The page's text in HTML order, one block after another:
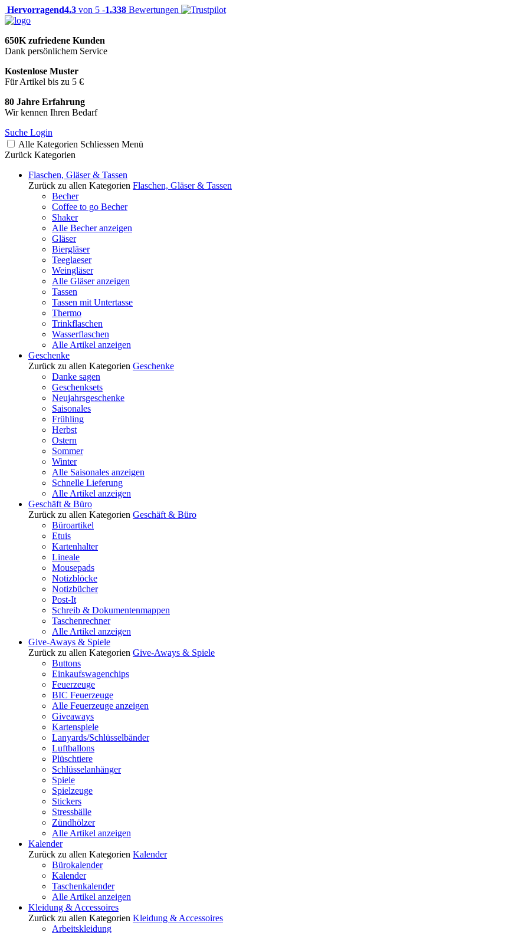
Hervorragend4.3 von 5 -1.338 Bewertungen
650K zufriedene Kunden
Dank persönlichem Service
Kostenlose Muster
Für Artikel bis zu 5 €
80 Jahre Erfahrung
Wir kennen Ihren Bedarf
Suche Login
Alle Kategorien Schliessen Menü
Zurück Kategorien
Flaschen, Gläser & Tassen
Zurück zu allen Kategorien Flaschen, Gläser & Tassen
Becher
Coffee to go Becher
Shaker
Alle Becher anzeigen
Gläser
Biergläser
Teeglaeser
Weingläser
Alle Gläser anzeigen
Tassen
Tassen mit Untertasse
Thermo
Trinkflaschen
Wasserflaschen
Alle Artikel anzeigen
Geschenke
Zurück zu allen Kategorien Geschenke
Danke sagen
Geschenksets
Neujahrsgeschenke
Saisonales
Frühling
Herbst
Ostern
Sommer
Winter
Alle Saisonales anzeigen
Schnelle Lieferung
Alle Artikel anzeigen
Geschäft & Büro
Zurück zu allen Kategorien Geschäft & Büro
Büroartikel
Etuis
Kartenhalter
Lineale
Mousepads
Notizblöcke
Notizbücher
Post-It
Schreib & Dokumentenmappen
Taschenrechner
Alle Artikel anzeigen
Give-Aways & Spiele
Zurück zu allen Kategorien Give-Aways & Spiele
Buttons
Einkaufswagenchips
Feuerzeuge
BIC Feuerzeuge
Alle Feuerzeuge anzeigen
Giveaways
Kartenspiele
Lanyards/Schlüsselbänder
Luftballons
Plüschtiere
Schlüsselanhänger
Spiele
Spielzeuge
Stickers
Stressbälle
Zündhölzer
Alle Artikel anzeigen
Kalender
Zurück zu allen Kategorien Kalender
Bürokalender
Kalender
Taschenkalender
Alle Artikel anzeigen
Kleidung & Accessoires
Zurück zu allen Kategorien Kleidung & Accessoires
Arbeitskleidung